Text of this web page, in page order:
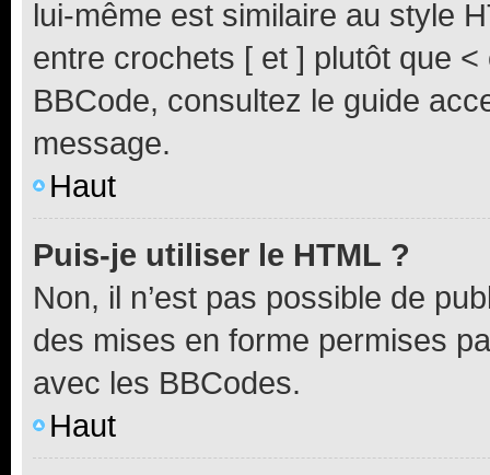
lui-même est similaire au style
entre crochets [ et ] plutôt que
BBCode, consultez le guide
message.
Haut
Puis-je utiliser le HTML ?
Non, il n’est pas possible de
des mises en forme permises
avec les BBCodes.
Haut